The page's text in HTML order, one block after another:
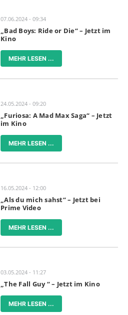
07.06.2024 - 09:34
„Bad Boys: Ride or Die“ – Jetzt im
Kino
MEHR LESEN ...
24.05.2024 - 09:20
„Furiosa: A Mad Max Saga“ – Jetzt
im Kino
MEHR LESEN ...
16.05.2024 - 12:00
„Als du mich sahst“ – Jetzt bei
Prime Video
MEHR LESEN ...
03.05.2024 - 11:27
„The Fall Guy “ – Jetzt im Kino
MEHR LESEN ...